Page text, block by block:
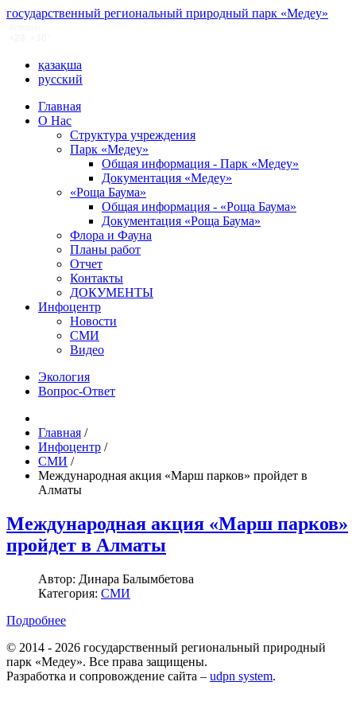
государственный региональный природный парк «Медеу»
қазақша
русский
Главная
О Нас
Структура учреждения
Парк «Медеу»
Общая информация - Парк «Медеу»
Документация «Медеу»
«Роща Баума»
Общая информация - «Роща Баума»
Документация «Роща Баума»
Флора и Фауна
Планы работ
Отчет
Контакты
ДОКУМЕНТЫ
Инфоцентр
Новости
СМИ
Видео
Экология
Вопрос-Ответ
Главная /
Инфоцентр /
СМИ /
Международная акция «Марш парков» пройдет в
Алматы
Международная акция «Марш парков»
пройдет в Алматы
Автор: Динара Балымбетова
Категория: СМИ
Подробнее
© 2014 - 2026 государственный региональный природный
парк «Медеу». Все права защищены.
Разработка и сопровождение сайта – udpn system.